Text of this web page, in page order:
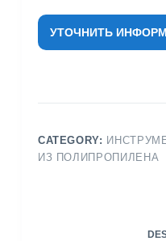
УТОЧНИТЬ
CATEGORY:
ИЗ ПОЛИПРОПИЛЕНА